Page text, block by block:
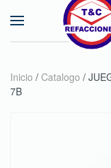
Skip to main
Inicio / Catalogo /
7B